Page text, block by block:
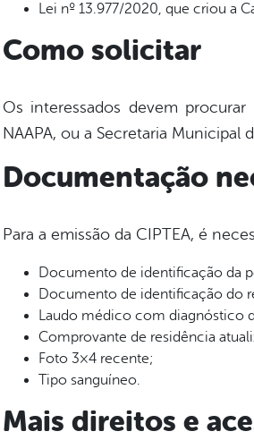
Lei nº 13.977/2020, que criou a
Como solicitar
Os interessados devem
NAAPA, ou a Secretaria
Documentação
Para a emissão da CIPTEA, é
Documento de identificação da
Documento de identificação do
Laudo médico com diagnóstico
Comprovante de residência
Foto 3×4 recente;
Tipo sanguíneo.
Mais direitos e